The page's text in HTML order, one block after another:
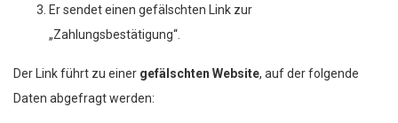
Er sendet einen gefälschten Link zur
„Zahlungsbestätigung“.
Der Link führt zu einer gefälschten Website, auf der folgende
Daten abgefragt werden: